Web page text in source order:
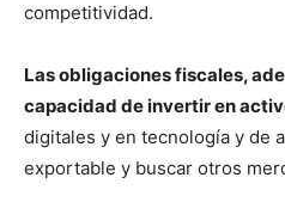
competitividad.
Las obligaciones fiscales,
capacidad de invertir en
digitales y en tecnología y de
exportable y buscar otros